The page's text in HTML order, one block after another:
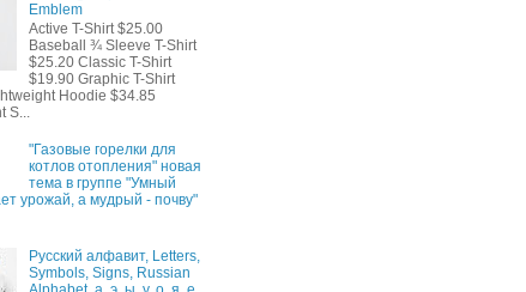
Emblem
Active T-Shirt $25.00
Baseball ¾ Sleeve T-Shirt
$25.20 Classic T-Shirt
$19.90 Graphic T-Shirt
Hoodie $34.85
S...
"Газовые горелки для
котлов отопления" новая
тема в группе "Умный
урожай, а мудрый - почву"
Русский алфавит, Letters,
Symbols, Signs, Russian